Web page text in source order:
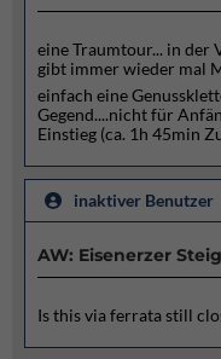
eine Traumtour... in der
gibt immer wieder mal
einfach eine
Gegend....nicht für
Einstieg (ca. 1h 45min
inaktiver Benutzer
AW: Eisenerzer
Is this via ferrata still